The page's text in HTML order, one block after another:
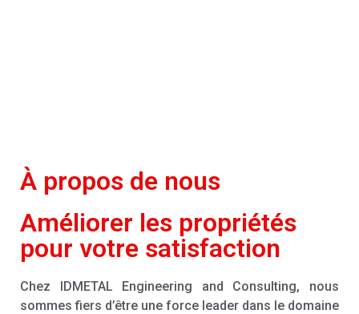
À propos de nous
Améliorer les propriétés
pour votre satisfaction
Chez IDMETAL Engineering and Consulting, nous
sommes fiers d’être une force leader dans le domaine